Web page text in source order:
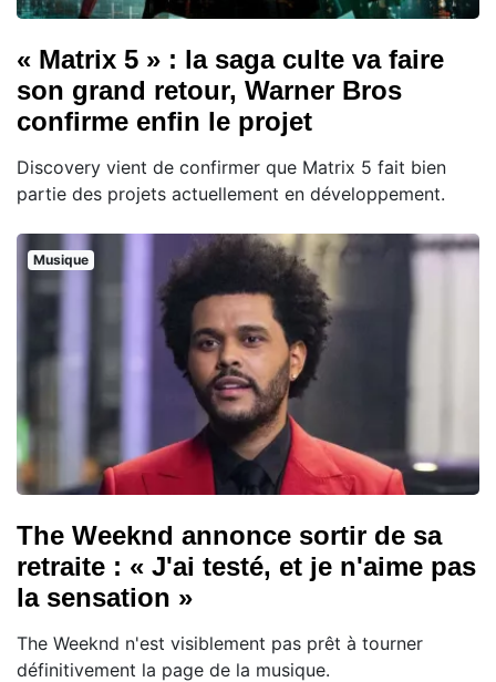
« Matrix 5 » : la saga culte va faire
son grand retour, Warner Bros
confirme enfin le projet
Discovery vient de confirmer que Matrix 5 fait bien
partie des projets actuellement en développement.
Musique
The Weeknd annonce sortir de sa
retraite : « J'ai testé, et je n'aime pas
la sensation »
The Weeknd n'est visiblement pas prêt à tourner
définitivement la page de la musique.